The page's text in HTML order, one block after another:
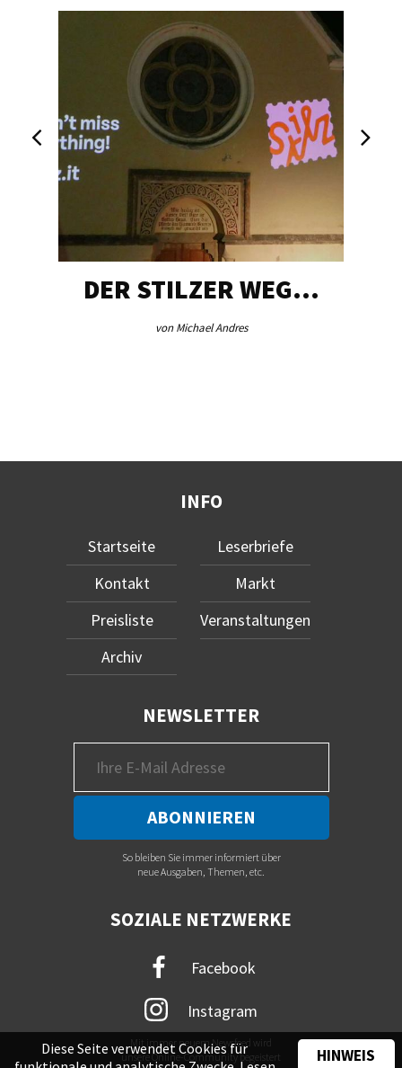
DER STILZER WEG…
von Michael Andres
INFO
Startseite
Kontakt
Preisliste
Archiv
Leserbriefe
Markt
Veranstaltungen
NEWSLETTER
So bleiben Sie immer informiert über
neue Ausgaben, Themen, etc.
SOZIALE NETZWERKE
Facebook
Instagram
Mit immer neuem Newsfeed wird
unsere Online-Community begeistert
Diese Seite verwendet Cookies für
HINWEIS